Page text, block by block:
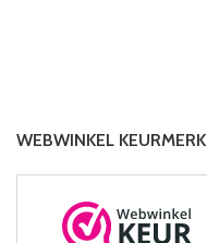
WEBWINKEL KEURMERK